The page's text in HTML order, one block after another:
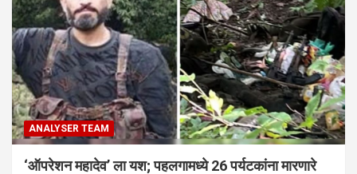
ANALYSER TEAM
‘ऑपरेशन महादेव’ ला यश; पहलगामध्ये 26 पर्यटकांना मारणारे